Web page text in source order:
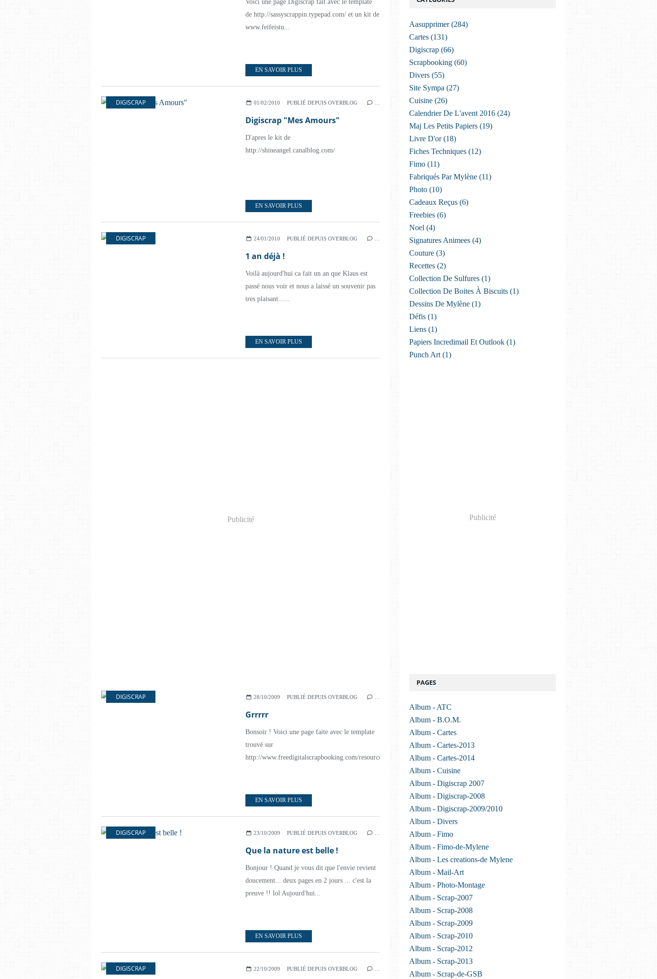
Voici une page Digiscrap fait avec le template
de http://sassyscrappin.typepad.com/ et un kit de
www.feifeistu...
EN SAVOIR PLUS
DIGISCRAP 01/02/2010 PUBLIÉ DEPUIS OVERBLOG
Digiscrap "Mes Amours"
D'apres le kit de
http://shineangel.canalblog.com/
EN SAVOIR PLUS
DIGISCRAP 24/01/2010 PUBLIÉ DEPUIS OVERBLOG
1 an déjà !
Voilà aujourd'hui ca fait un an que Klaus est
passé nous voir et nous a laissé un souvenir pas
tres plaisant......
EN SAVOIR PLUS
Publicité
DIGISCRAP 28/10/2009 PUBLIÉ DEPUIS OVERBLOG
Grrrrr
Bonsoir ! Voici une page faite avec le template
trouvé sur
http://www.freedigitalscrapbooking.com/resources.html...
EN SAVOIR PLUS
DIGISCRAP 23/10/2009 PUBLIÉ DEPUIS OVERBLOG
Que la nature est belle !
Bonjour ! Quand je vous dit que l'envie revient
doucement... deux pages en 2 jours ... c'est la
preuve !! lol Aujourd'hui...
EN SAVOIR PLUS
DIGISCRAP 22/10/2009 PUBLIÉ DEPUIS OVERBLOG
Publicité
PAGES
Album - ATC
Album - B.O.M.
Album - Cartes
Album - Cartes-2013
Album - Cartes-2014
Album - Cuisine
Album - Digiscrap 2007
Album - Digiscrap-2008
Album - Digiscrap-2009/2010
Album - Divers
Album - Fimo
Album - Fimo-de-Mylene
Album - Les creations-de Mylene
Album - Mail-Art
Album - Photo-Montage
Album - Scrap-2007
Album - Scrap-2008
Album - Scrap-2009
Album - Scrap-2010
Album - Scrap-2012
Album - Scrap-2013
Album - Scrap-de-GSB
Aasupprimer(284)
Cartes (131)
Digiscrap (66)
Scrapbooking (60)
Divers (55)
Site Sympa (27)
Cuisine (26)
Calendrier De L'avent 2016 (24)
Maj Les Petits Papiers (19)
Livre D'or(18)
Fiches Techniques (12)
Fimo (11)
Fabriqués Par Mylène (11)
Photo (10)
Cadeaux Reçus (6)
Freebies (6)
Noel (4)
Signatures Animees (4)
Couture (3)
Recettes (2)
Collection De Sulfures (1)
Collection De Boites À Biscuits (1)
Dessins De Mylène (1)
Défis (1)
Liens (1)
Papiers Incredimail Et Outlook (1)
Punch Art (1)